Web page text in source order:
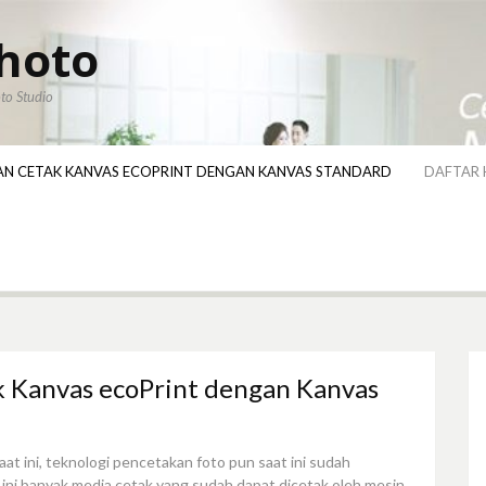
Studio
CETAK KANVAS ECOPRINT DENGAN KANVAS STANDARD DAFTAR
ecoPrint dengan Kanvas
ini, teknologi pencetakan foto pun saat ini sudah